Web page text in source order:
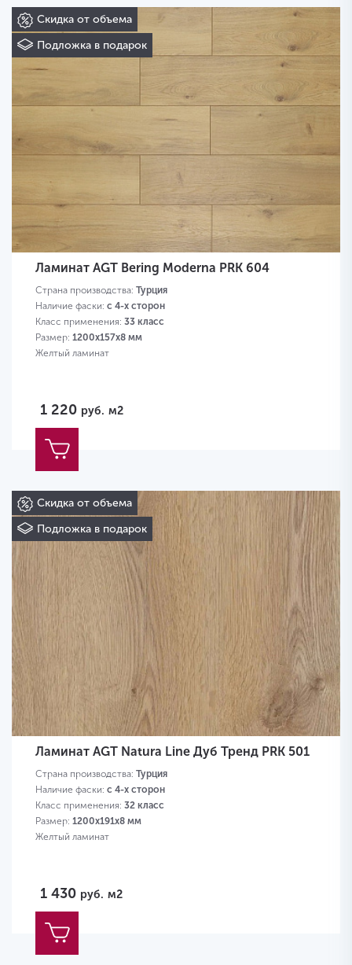
Скидка от объема
Подложка в подарок
Ламинат AGT Bering Moderna PRK 604
Страна производства: Турция
Наличие фаски: с 4-х сторон
Класс применения: 33 класс
Размер: 1200х157х8 мм
Желтый ламинат
1 220 руб. м2
Скидка от объема
Подложка в подарок
Ламинат AGT Natura Line Дуб Тренд PRK 501
Страна производства: Турция
Наличие фаски: с 4-х сторон
Класс применения: 32 класс
Размер: 1200х191х8 мм
Желтый ламинат
1 430 руб. м2